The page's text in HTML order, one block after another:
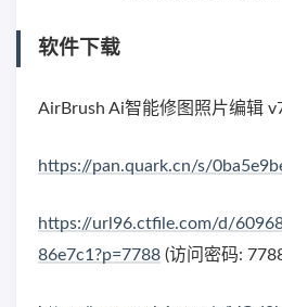
软件下载
AirBrush Ai智能修图照片编辑
https://pan.quark.cn/s/
https://url96.ctfile.com/d/
86e7c1?p=7788 (访问密码: